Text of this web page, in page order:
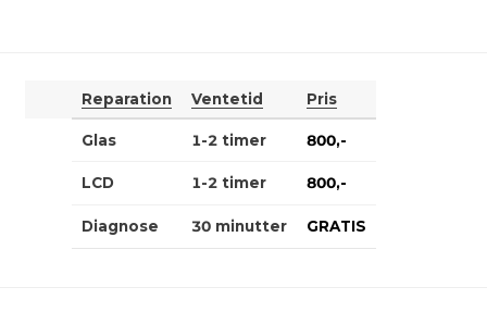
Reparation Ventetid Pris
Glas 1-2 timer 800,-
LCD 1-2 timer 800,-
Diagnose 30 minutter GRATIS